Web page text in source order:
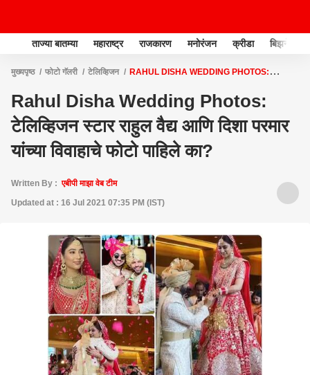
ताज्या बातम्या महाराष्ट्र राजकारण मनोरंजन क्रीडा बिझनेस
मुख्यपृष्ठ फोटो गॅलरी टेलिव्हिजन
RAHUL DISHA WEDDING PHOTOS:
Rahul Disha Wedding Photos:
टेलिव्हिजन स्टार राहुल वैद्य आणि दिशा परमार
यांच्या विवाहाचे फोटो पाहिले का?
Written By :एबीपी माझा वेब टीम
Updated at : 16 Jul 2021 07:35 PM (IST)